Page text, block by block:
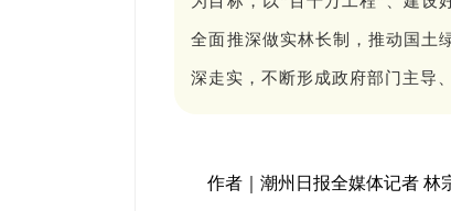
全面推深做实林长制，推动国土
深走实，不断形成政府部门主导
作者｜潮州日报全媒体记者 林